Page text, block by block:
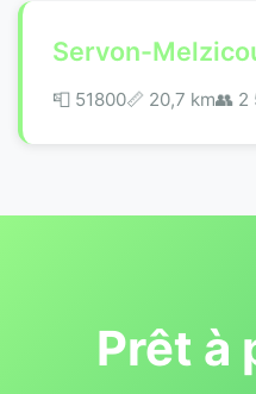
Servon-
📮 51800📏 20,7 km👥 2
Prêt à